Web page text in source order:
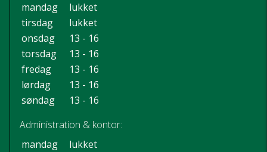
mandag
lukket
tirsdag
lukket
onsdag
13 - 16
torsdag
13 - 16
fredag
13 - 16
lørdag
13 - 16
søndag
13 - 16
Administration & kontor:
mandag
lukket